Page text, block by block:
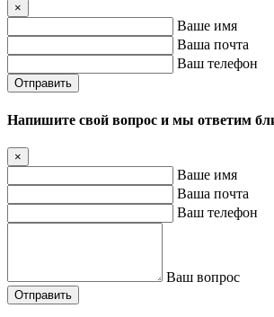
×
Ваше имя
Ваша почта
Ваш телефон
Отправить
Напишите свой вопрос и мы ответим
×
Ваше имя
Ваша почта
Ваш телефон
Ваш вопрос
Отправить